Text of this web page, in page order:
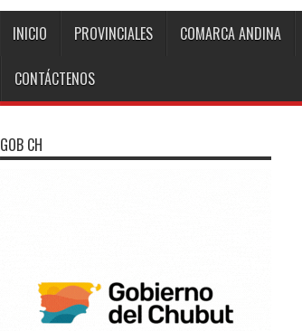
INICIO PROVINCIALES COMARCA ANDINA
CONTÁCTENOS
GOB CH